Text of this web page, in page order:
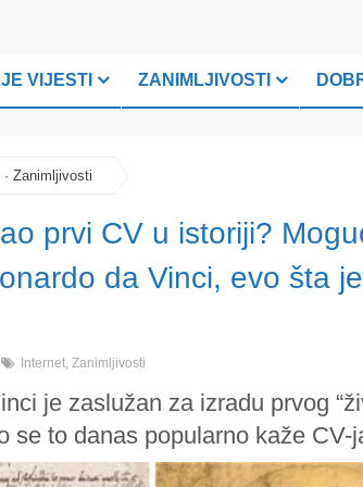
VIJESTI ZANIMLJIVOSTI
· Zanimljivosti
prvi CV u istoriji?
da Vinci, evo šta
Internet, Zanimljivosti
je zaslužan za izradu prvog
se to danas popularno kaže CV-